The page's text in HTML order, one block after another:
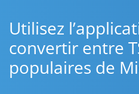
Utilisez
convertir entre
populaires de